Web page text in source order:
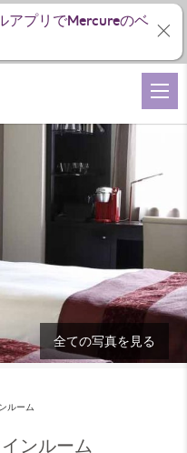
全ての写真を見る
ルーム
ンルーム
アプリでMercureのベ